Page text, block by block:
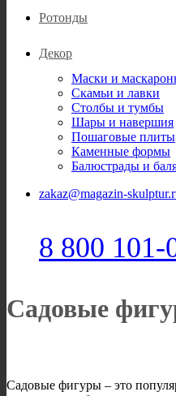
Ротонды
Декор
Маски и
Скамьи и лавки
Столбы и тумбы
Шары и навершия
Пошаговые плиты
Каменные формы
Балюстрады и
zakaz@magazin-
8 800 101-
Садовые
Садовые фигуры – это